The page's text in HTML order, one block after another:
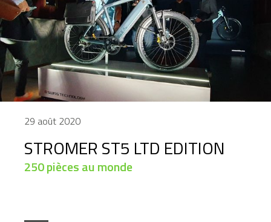
29 août 2020
STROMER ST5 LTD EDITION
250 pièces au monde